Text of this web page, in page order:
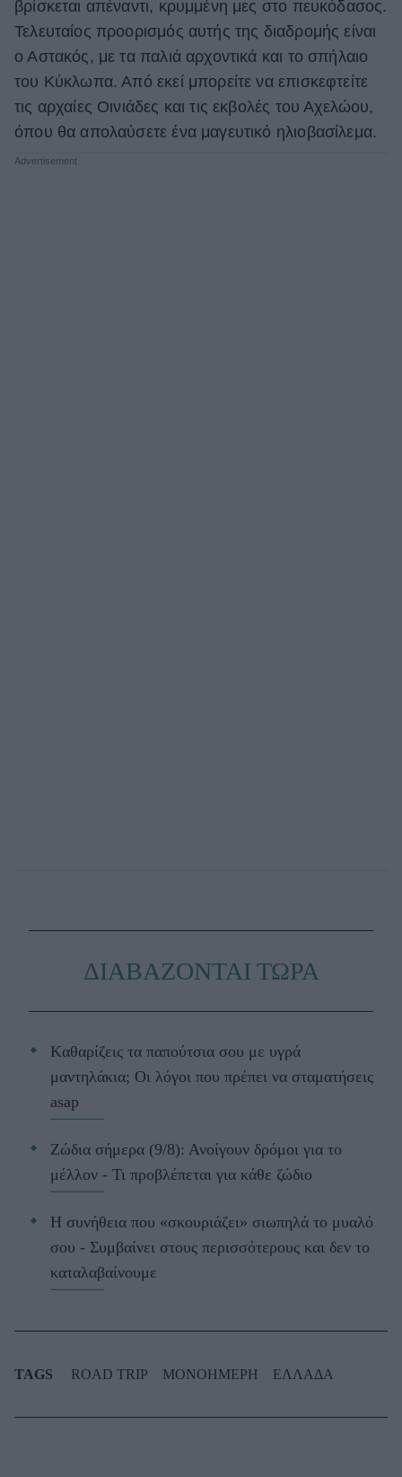
βρίσκεται απέναντι, κρυμμένη μες στο πευκόδασος.
Τελευταίος προορισμός αυτής της διαδρομής είναι
ο Αστακός, με τα παλιά αρχοντικά και το σπήλαιο
του Κύκλωπα. Από εκεί μπορείτε να επισκεφτείτε
τις αρχαίες Οινιάδες και τις εκβολές του Αχελώου,
όπου θα απολαύσετε ένα μαγευτικό ηλιοβασίλεμα.
ΔΙΑΒΑΖΟΝΤΑΙ ΤΩΡΑ
Kαθαρίζεις τα παπούτσια σου με υγρά
μαντηλάκια; Οι λόγοι που πρέπει να σταματήσεις
asap
Ζώδια σήμερα (9/8): Ανοίγουν δρόμοι για το
μέλλον - Τι προβλέπεται για κάθε ζώδιο
Η συνήθεια που «σκουριάζει» σιωπηλά το μυαλό
σου - Συμβαίνει στους περισσότερους και δεν το
καταλαβαίνουμε
TAGS ROAD TRIP ΜΟΝΟΗΜΕΡΗ ΕΛΛΑΔΑ